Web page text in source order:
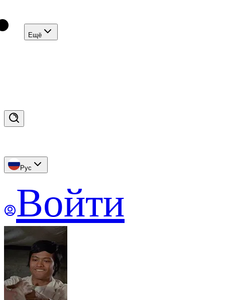
Eщё
Рус
Войти